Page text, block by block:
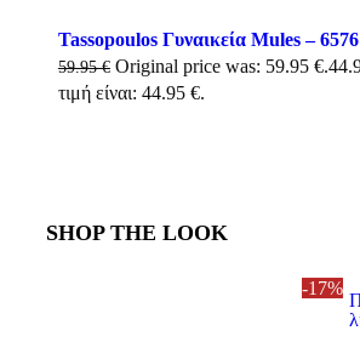
Tassopoulos Γυναικεία Mules – 6576
59.95€ Original price was: 59.95 €.
τιμή είναι: 44.95 €.
SHOP THE LOOK
-17%